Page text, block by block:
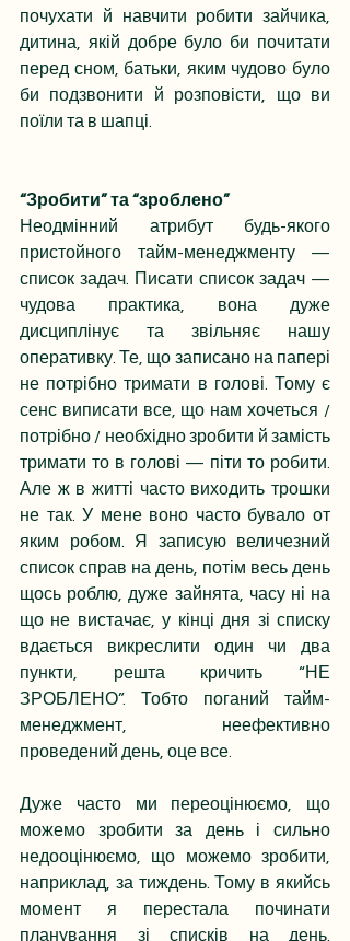
почухати й навчити робити зайчика,
дитина, якій добре було би почитати
перед сном, батьки, яким чудово було
би подзвонити й розповісти, що ви
поїли та в шапці.
“Зробити” та “зроблено”
Неодмінний атрибут будь-якого
пристойного тайм-менеджменту —
список задач. Писати список задач —
чудова практика, вона дуже
дисциплінує та звільняє нашу
оперативку. Те, що записано на папері
не потрібно тримати в голові. Тому є
сенс виписати все, що нам хочеться /
потрібно / необхідно зробити й замість
тримати то в голові — піти то робити.
Але ж в житті часто виходить трошки
не так. У мене воно часто бувало от
яким робом. Я записую величезний
список справ на день, потім весь день
щось роблю, дуже зайнята, часу ні на
що не вистачає, у кінці дня зі списку
вдається викреслити один чи два
пункти, решта кричить “НЕ
ЗРОБЛЕНО”. Тобто поганий тайм-
менеджмент, неефективно
проведений день, оце все.
Дуже часто ми переоцінюємо, що
можемо зробити за день і сильно
недооцінюємо, що можемо зробити,
наприклад, за тиждень. Тому в якийсь
момент я перестала починати
планування зі списків на день.